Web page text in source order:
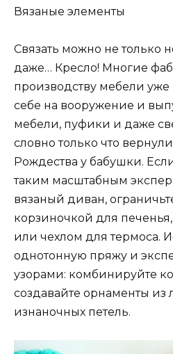
Вязаные элементы
Связать можно не только
даже… Кресло! Многие
производству мебели
себе на вооружение и
мебели, пуфики и даже
словно только что
Рождества у бабушки.
таким масштабным
вязаный диван,
корзиночкой для
или чехлом для термоса.
однотонную пряжу и
узорами: комбинируйте
создавайте орнаменты из
изнаночных петель.